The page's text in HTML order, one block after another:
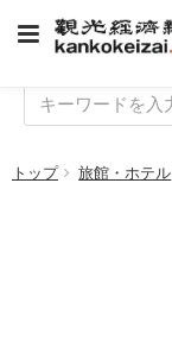
トップ 旅館・ホテル